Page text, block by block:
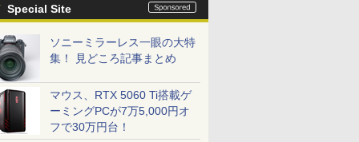
Special Site
ソニーミラーレス一眼の大特
集！ 見どころ記事まとめ
マウス、RTX 5060 Ti搭載ゲ
ーミングPCが7万5,000円オ
フで30万円台！